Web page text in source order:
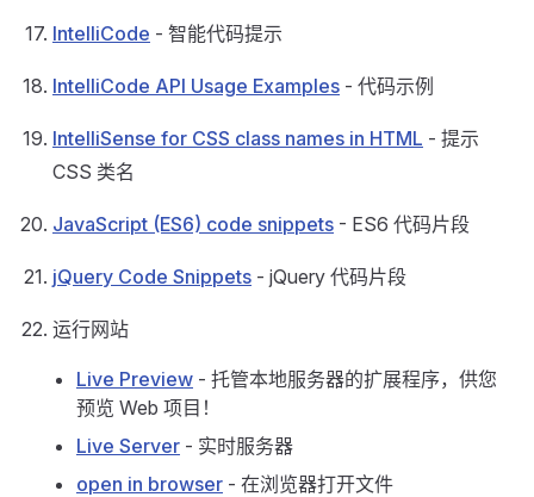
IntelliCode - 智能代码提示
IntelliCode API Usage Examples - 代码示例
IntelliSense for CSS class names in HTML - 提示
CSS 类名
JavaScript (ES6) code snippets - ES6 代码片段
jQuery Code Snippets - jQuery 代码片段
运行网站
Live Preview - 托管本地服务器的扩展程序，供您
预览 Web 项目！
Live Server - 实时服务器
open in browser - 在浏览器打开文件